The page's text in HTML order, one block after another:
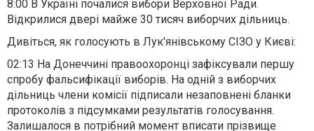
8:00 В Україні почалися вибори Верховної Ради.
Відкрилися двері майже 30 тисяч виборчих дільниць.
Дивіться, як голосують в Лук'янівському СІЗО у Києві:
02:13 На Донеччині правоохоронці зафіксували першу
спробу фальсифікації виборів. На одній з виборчих
дільниць члени комісії підписали незаповнені бланки
протоколів з підсумками результатів голосування.
Залишалося в потрібний момент вписати прізвище